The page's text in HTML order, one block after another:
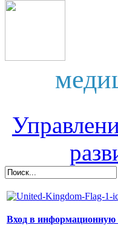
Вход в информационную